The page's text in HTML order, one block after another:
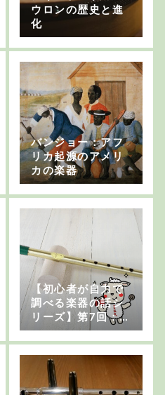
ウロンの歴史と進
化
バンジョー：アフ
リカ起源のアメリ
カの楽器
【初心者が自力で
調べる楽器の話シ
リーズ】第7回：テ
ィン・ホイッスル
その1「ティンとは
なんぞや」